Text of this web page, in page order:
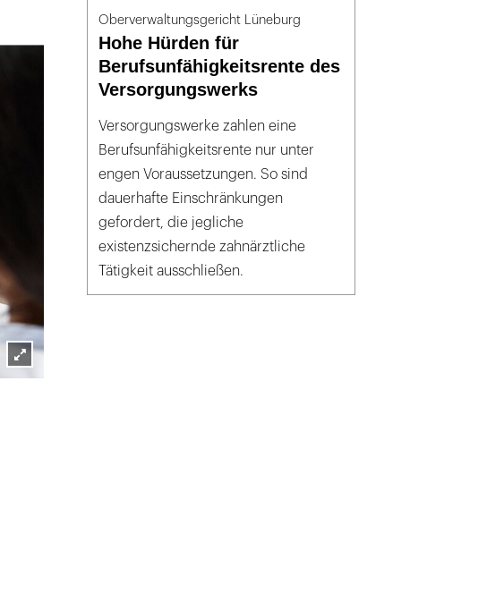
Lightbox
Oberverwaltungsgericht Lüneburg
Hohe Hürden für
Berufsunfähigkeitsrente des
Versorgungswerks
Versorgungswerke zahlen eine
Berufsunfähigkeitsrente nur unter
engen Voraussetzungen. So sind
dauerhafte Einschränkungen
gefordert, die jegliche
existenzsichernde zahnärztliche
Tätigkeit ausschließen.